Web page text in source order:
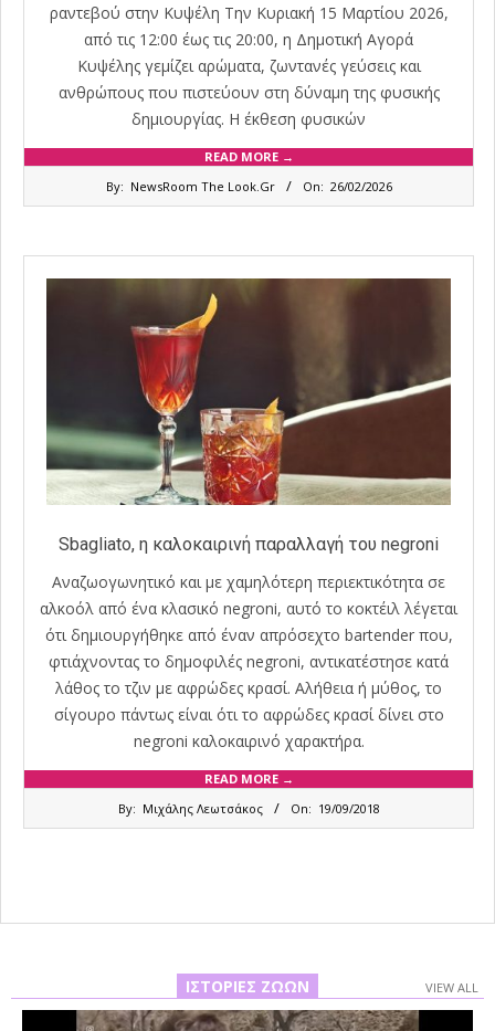
ραντεβού στην Κυψέλη Την Κυριακή 15 Μαρτίου 2026,
από τις 12:00 έως τις 20:00, η Δημοτική Αγορά
Κυψέλης γεμίζει αρώματα, ζωντανές γεύσεις και
ανθρώπους που πιστεύουν στη δύναμη της φυσικής
δημιουργίας. Η έκθεση φυσικών
READ MORE →
By: NewsRoom The Look.Gr On: 26/02/2026
Sbagliato, η καλοκαιρινή παραλλαγή του negroni
Αναζωογωνητικό και με χαμηλότερη περιεκτικότητα σε
αλκοόλ από ένα κλασικό negroni, αυτό το κοκτέιλ λέγεται
ότι δημιουργήθηκε από έναν απρόσεχτο bartender που,
φτιάχνοντας το δημοφιλές negroni, αντικατέστησε κατά
λάθος το τζιν με αφρώδες κρασί. Αλήθεια ή μύθος, το
σίγουρο πάντως είναι ότι το αφρώδες κρασί δίνει στο
negroni καλοκαιρινό χαρακτήρα.
READ MORE →
By: Μιχάλης Λεωτσάκος On: 19/09/2018
ΙΣΤΟΡΊΕΣ ΖΏΩΝ VIEW ALL